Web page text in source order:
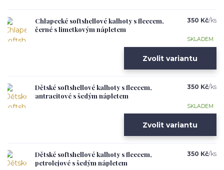
Chlapecké softshellové kalhoty s fleecem,
černé s limetkovým nápletem
350 Kč/ks
SKLADEM
Zvolit variantu
Dětské softshellové kalhoty s fleecem,
antracitové s šedým nápletem
350 Kč/ks
SKLADEM
Zvolit variantu
Dětské softshellové kalhoty s fleecem,
petrolejové s šedým nápletem
350 Kč/ks